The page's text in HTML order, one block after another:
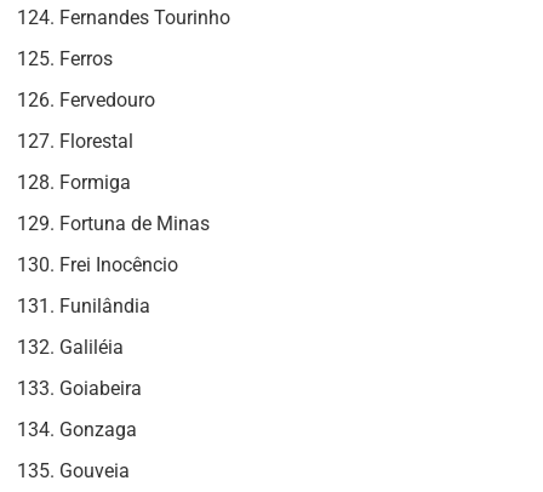
Fernandes Tourinho
Ferros
Fervedouro
Florestal
Formiga
Fortuna de Minas
Frei Inocêncio
Funilândia
Galiléia
Goiabeira
Gonzaga
Gouveia